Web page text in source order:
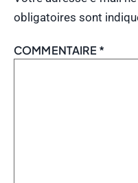
obligatoires sont
COMMENTAIRE *